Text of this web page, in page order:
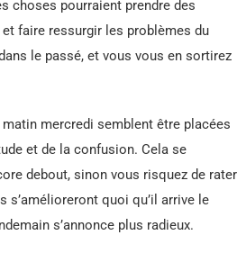
choses pourraient prendre des
faire ressurgir les problèmes du
le passé, et vous vous en sortirez
mercredi semblent être placées
et de la confusion. Cela se
debout, sinon vous risquez de rater
s’amélioreront quoi qu’il arrive le
s’annonce plus radieux.